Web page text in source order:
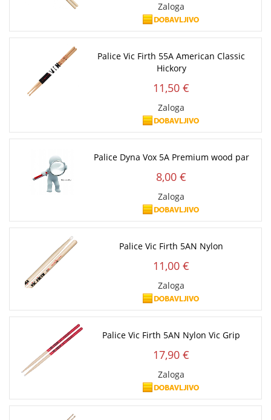
Zaloga
Palice Vic Firth 55A American Classic
Hickory
11,50 €
Zaloga
Palice Dyna Vox 5A Premium wood par
8,00 €
Zaloga
Palice Vic Firth 5AN Nylon
11,00 €
Zaloga
Palice Vic Firth 5AN Nylon Vic Grip
17,90 €
Zaloga